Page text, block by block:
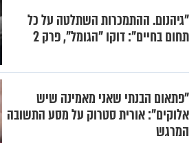
"גיהנום. ההתמכרות השתלטה על כל
תחום בחיים": דוקו "הגומל", פרק 2
"פתאום הבנתי שאני מאמינה שיש
אלוקים": אורית סטרוק על מסע התשובה
המרגש